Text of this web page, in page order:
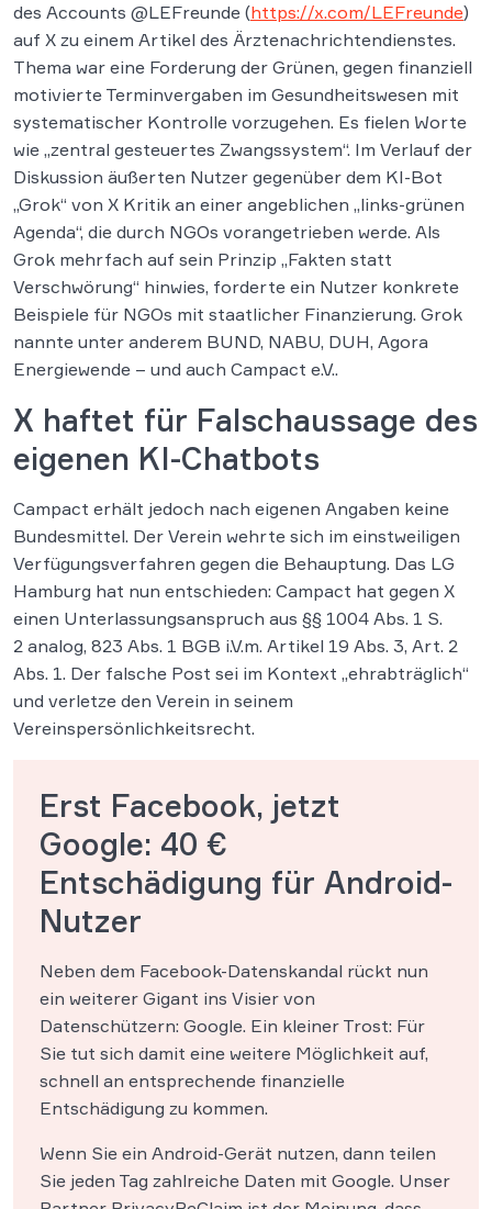
des Accounts @LEFreunde (https://x.com/LEFreunde)
auf X zu einem Artikel des Ärztenachrichtendienstes.
Thema war eine Forderung der Grünen, gegen finanziell
motivierte Terminvergaben im Gesundheitswesen mit
systematischer Kontrolle vorzugehen. Es fielen Worte
wie „zentral gesteuertes Zwangssystem“. Im Verlauf der
Diskussion äußerten Nutzer gegenüber dem KI-Bot
„Grok“ von X Kritik an einer angeblichen „links-grünen
Agenda“, die durch NGOs vorangetrieben werde. Als
Grok mehrfach auf sein Prinzip „Fakten statt
Verschwörung“ hinwies, forderte ein Nutzer konkrete
Beispiele für NGOs mit staatlicher Finanzierung. Grok
nannte unter anderem BUND, NABU, DUH, Agora
Energiewende – und auch Campact e.V..
X haftet für Falschaussage des
eigenen KI-Chatbots
Campact erhält jedoch nach eigenen Angaben keine
Bundesmittel. Der Verein wehrte sich im einstweiligen
Verfügungsverfahren gegen die Behauptung. Das LG
Hamburg hat nun entschieden: Campact hat gegen X
einen Unterlassungsanspruch aus §§ 1004 Abs. 1 S.
2 analog, 823 Abs. 1 BGB i.V.m. Artikel 19 Abs. 3, Art. 2
Abs. 1. Der falsche Post sei im Kontext „ehrabträglich“
und verletze den Verein in seinem
Vereinspersönlichkeitsrecht.
Erst Facebook, jetzt
Google: 40 €
Entschädigung für Android-
Nutzer
Neben dem Facebook-Datenskandal rückt nun
ein weiterer Gigant ins Visier von
Datenschützern: Google. Ein kleiner Trost: Für
Sie tut sich damit eine weitere Möglichkeit auf,
schnell an entsprechende finanzielle
Entschädigung zu kommen.
Wenn Sie ein Android-Gerät nutzen, dann teilen
Sie jeden Tag zahlreiche Daten mit Google. Unser